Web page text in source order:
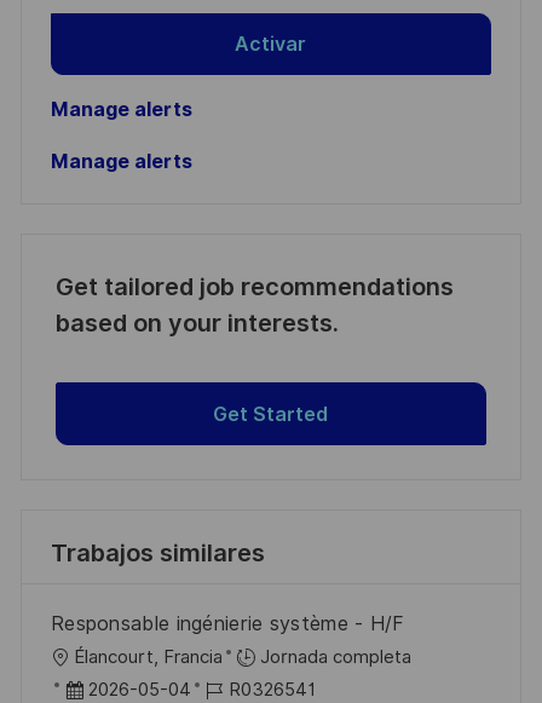
Activar
Manage alerts
Manage alerts
Get tailored job recommendations
based on your interests.
Get Started
Trabajos similares
Responsable ingénierie système - H/F
U
b
Élancourt, Francia
Jornada completa
F
2026-05-04
I
R0326541